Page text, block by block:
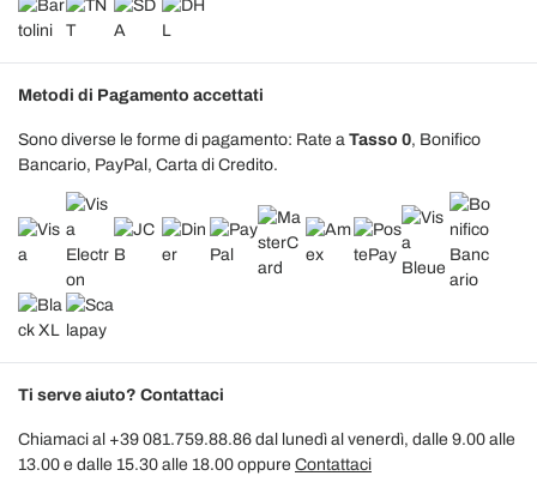
Metodi di Pagamento accettati
Sono diverse le forme di pagamento: Rate a Tasso 0, Bonifico
Bancario, PayPal, Carta di Credito.
Ti serve aiuto? Contattaci
Chiamaci al +39 081.759.88.86 dal lunedì al venerdì, dalle 9.00 alle
13.00 e dalle 15.30 alle 18.00 oppure Contattaci